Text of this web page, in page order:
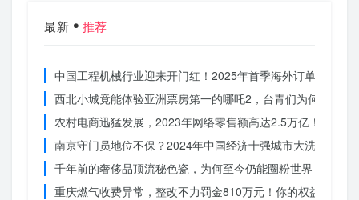
最新 推荐
中国工程机械行业迎来开门红！2025年首季海外订单激增，
西北小城竟能体验亚洲票房第一的哪吒2，台青们为何如此惊
农村电商迅猛发展，2023年网络零售额高达2.5万亿！你还在
南京守门员地位不保？2024年中国经济十强城市大洗牌
千年前的奢侈品顶流秘色瓷，为何至今仍能圈粉世界？揭秘
重庆燃气收费异常，整改不力罚金810万元！你的权益被侵犯